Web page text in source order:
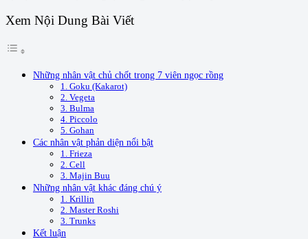
Xem Nội Dung Bài Viết
Những nhân vật chủ chốt trong 7 viên ngọc rồng
1. Goku (Kakarot)
2. Vegeta
3. Bulma
4. Piccolo
5. Gohan
Các nhân vật phản diện nổi bật
1. Frieza
2. Cell
3. Majin Buu
Những nhân vật khác đáng chú ý
1. Krillin
2. Master Roshi
3. Trunks
Kết luận